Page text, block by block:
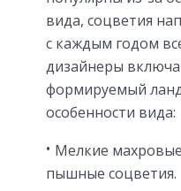
вида, соцветия
с каждым годом
дизайнеры
формируемый
особенности вида:
Мелкие
пышные соцветия.